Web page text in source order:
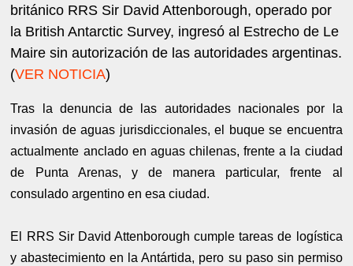
británico RRS Sir David Attenborough, operado por
la British Antarctic Survey, ingresó al Estrecho de Le
Maire sin autorización de las autoridades argentinas.
(VER NOTICIA)
Tras la denuncia de las autoridades nacionales por la
invasión de aguas jurisdiccionales, el buque se encuentra
actualmente anclado en aguas chilenas, frente a la ciudad
de Punta Arenas, y de manera particular, frente al
consulado argentino en esa ciudad.
El RRS Sir David Attenborough cumple tareas de logística
y abastecimiento en la Antártida, pero su paso sin permiso